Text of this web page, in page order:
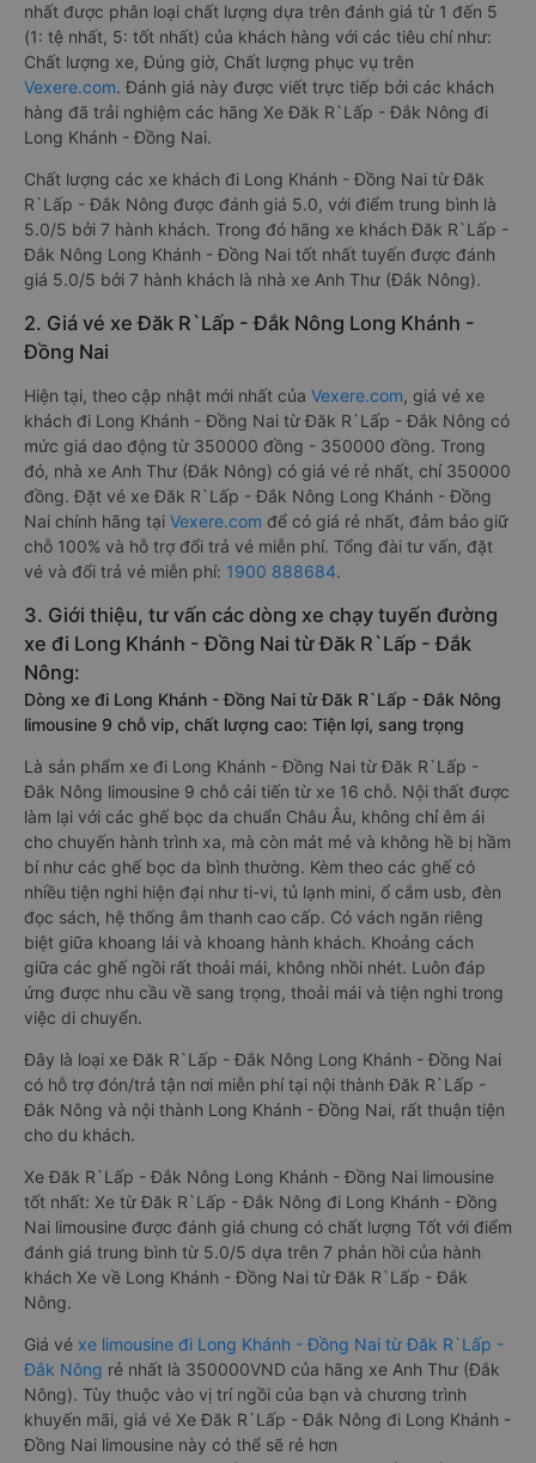
nhất được phân loại chất lượng dựa trên đánh giá từ 1 đến 5
(1: tệ nhất, 5: tốt nhất) của khách hàng với các tiêu chí như:
Chất lượng xe, Đúng giờ, Chất lượng phục vụ trên
Vexere.com. Đánh giá này được viết trực tiếp bởi các khách
hàng đã trải nghiệm các hãng Xe Đăk R`Lấp - Đắk Nông đi
Long Khánh - Đồng Nai.
Chất lượng các xe khách đi Long Khánh - Đồng Nai từ Đăk
R`Lấp - Đắk Nông được đánh giá 5.0, với điểm trung bình là
5.0/5 bởi 7 hành khách. Trong đó hãng xe khách Đăk R`Lấp -
Đắk Nông Long Khánh - Đồng Nai tốt nhất tuyến được đánh
giá 5.0/5 bởi 7 hành khách là nhà xe Anh Thư (Đắk Nông).
2. Giá vé xe Đăk R`Lấp - Đắk Nông Long Khánh -
Đồng Nai
Hiện tại, theo cập nhật mới nhất của Vexere.com, giá vé xe
khách đi Long Khánh - Đồng Nai từ Đăk R`Lấp - Đắk Nông có
mức giá dao động từ 350000 đồng - 350000 đồng. Trong
đó, nhà xe Anh Thư (Đắk Nông) có giá vé rẻ nhất, chỉ 350000
đồng. Đặt vé xe Đăk R`Lấp - Đắk Nông Long Khánh - Đồng
Nai chính hãng tại Vexere.com để có giá rẻ nhất, đảm bảo giữ
chỗ 100% và hỗ trợ đổi trả vé miễn phí. Tổng đài tư vấn, đặt
vé và đổi trả vé miễn phí: 1900 888684.
3. Giới thiệu, tư vấn các dòng xe chạy tuyến đường
xe đi Long Khánh - Đồng Nai từ Đăk R`Lấp - Đắk
Nông:
Dòng xe đi Long Khánh - Đồng Nai từ Đăk R`Lấp - Đắk Nông
limousine 9 chỗ vip, chất lượng cao: Tiện lợi, sang trọng
Là sản phẩm xe đi Long Khánh - Đồng Nai từ Đăk R`Lấp -
Đắk Nông limousine 9 chỗ cải tiến từ xe 16 chỗ. Nội thất được
làm lại với các ghế bọc da chuẩn Châu Âu, không chỉ êm ái
cho chuyến hành trình xa, mà còn mát mẻ và không hề bị hầm
bí như các ghế bọc da bình thường. Kèm theo các ghế có
nhiều tiện nghi hiện đại như ti-vi, tủ lạnh mini, ổ cắm usb, đèn
đọc sách, hệ thống âm thanh cao cấp. Có vách ngăn riêng
biệt giữa khoang lái và khoang hành khách. Khoảng cách
giữa các ghế ngồi rất thoải mái, không nhồi nhét. Luôn đáp
ứng được nhu cầu về sang trọng, thoải mái và tiện nghi trong
việc di chuyển.
Đây là loại xe Đăk R`Lấp - Đắk Nông Long Khánh - Đồng Nai
có hỗ trợ đón/trả tận nơi miễn phí tại nội thành Đăk R`Lấp -
Đắk Nông và nội thành Long Khánh - Đồng Nai, rất thuận tiện
cho du khách.
Xe Đăk R`Lấp - Đắk Nông Long Khánh - Đồng Nai limousine
tốt nhất: Xe từ Đăk R`Lấp - Đắk Nông đi Long Khánh - Đồng
Nai limousine được đánh giá chung có chất lượng Tốt với điểm
đánh giá trung bình từ 5.0/5 dựa trên 7 phản hồi của hành
khách Xe về Long Khánh - Đồng Nai từ Đăk R`Lấp - Đắk
Nông.
Giá vé xe limousine đi Long Khánh - Đồng Nai từ Đăk R`Lấp -
Đắk Nông rẻ nhất là 350000VND của hãng xe Anh Thư (Đắk
Nông). Tùy thuộc vào vị trí ngồi của bạn và chương trình
khuyến mãi, giá vé Xe Đăk R`Lấp - Đắk Nông đi Long Khánh -
Đồng Nai limousine này có thể sẽ rẻ hơn